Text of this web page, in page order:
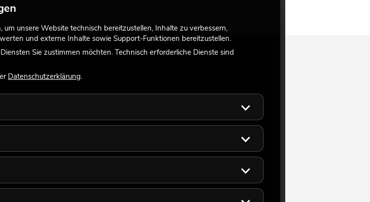
unsere Website technisch bereitzustellen, Inhalte zu verbessern,
und externe Inhalte sowie Support-Funktionen bereitzustellen.
Sie zustimmen möchten. Technisch erforderliche Dienste sind
Datenschutzerklärung.